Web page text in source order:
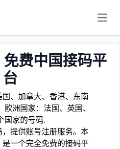
费中国接码平
台
、加拿大、香港、东南
洲国家：法国、英国、
国家的号码.
提供账号注册服务。本
一个完全免费的接码平